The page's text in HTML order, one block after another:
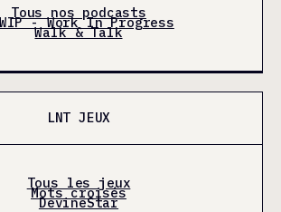
Tous nos podcasts
- Work In Progress
Walk & Talk
LNT JEUX
Tous les jeux
Mots croisés
DevineStar